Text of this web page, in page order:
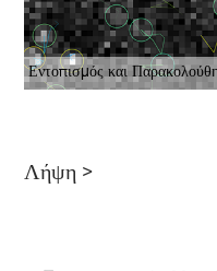
Εντοπισμός και
Λήψη >